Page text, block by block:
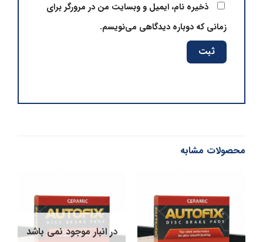
ذخیره نام، ایمیل و وبسایت من در مرورگر برای
زمانی که دوباره دیدگاهی می‌نویسم.
محصولات مشابه
در انبار موجود نمی باشد